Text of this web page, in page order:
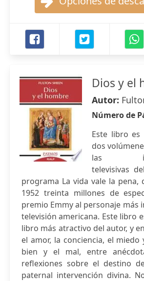
Dios y el
Autor:
Número de
Este libro
dos
las
televisivas
programa La vida vale la pena,
1952 treinta millones de
premio Emmy al personaje más
televisión americana. Este libro
libro más atractivo del autor, y
el amor, la conciencia, el miedo
bien y el mal, entre
reflexiones sobre el destino
paternal intervención divina.